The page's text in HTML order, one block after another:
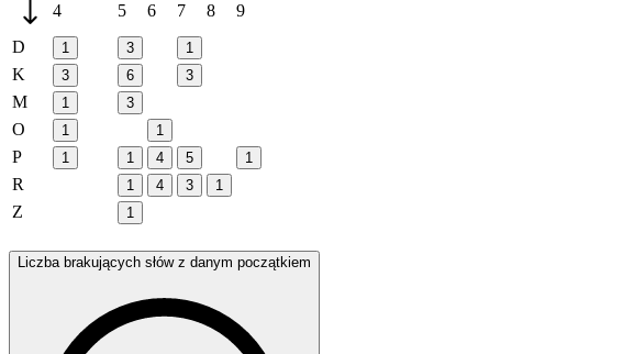
4 5 6 7 8
9
D
1 3 1
K 3 6 3
M 1 3
O 1 1
P 1 1 4 5 1
R 1 4 3 1
Z 1
Liczba brakujących słów z danym początkiem